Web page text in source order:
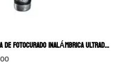
FOTOCURADO INALÁMBRICA ULTRADENT
Current